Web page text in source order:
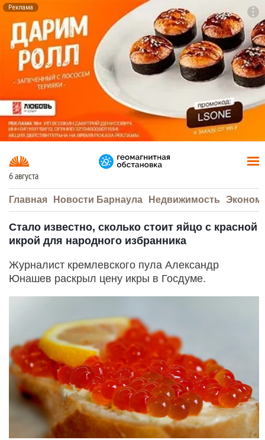
Реклама
6 августа
Главная Новости Барнаула Недвижимость
Стало известно, сколько стоит яйцо с красной
икрой для народного избранника
Журналист кремлевского пула Александр
Юнашев раскрыл цену икры в Госдуме.